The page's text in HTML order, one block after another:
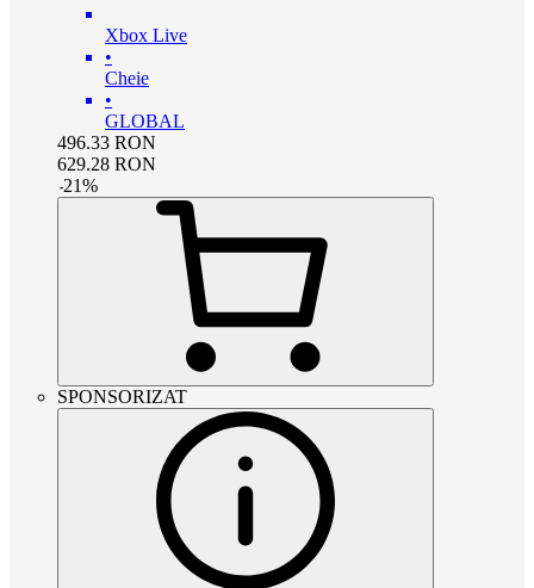
Xbox Live
•
Cheie
•
GLOBAL
496.33 RON
629.28 RON
-21%
SPONSORIZAT